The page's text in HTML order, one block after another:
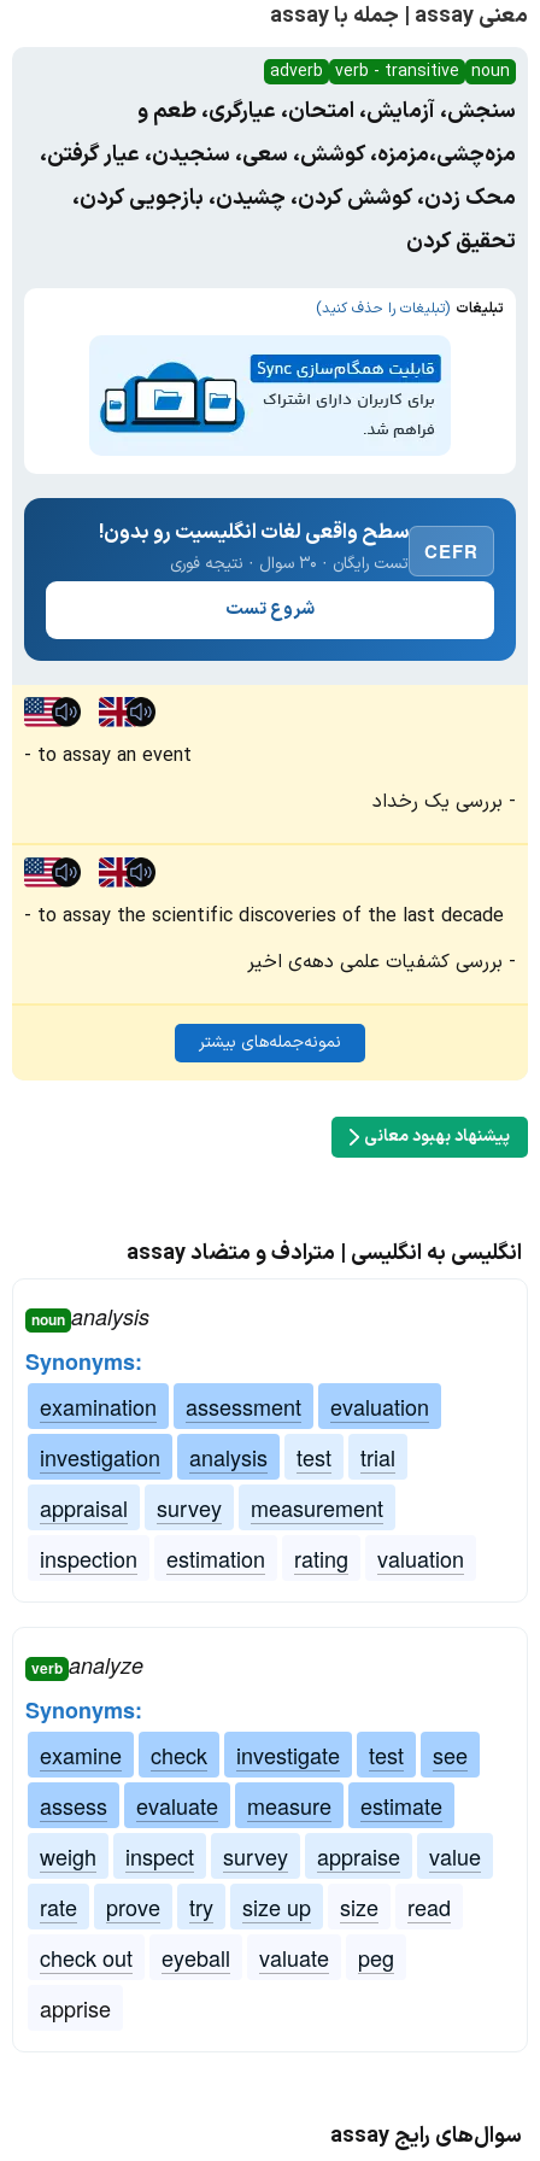
معنی assay | جمله با assay
noun
verb - transitive
adverb
سنجش، آزمایش، امتحان، عیارگری، طعم و
مزه‌چشی،مزمزه، کوشش، سعی، سنجیدن، عیار گرفتن،
محک زدن، کوشش کردن، چشیدن، بازجویی کردن،
تحقیق کردن
تبلیغات (تبلیغات را حذف کنید)
CEFR
سطح واقعی لغات انگلیسیت رو بدون!
تست رایگان · ۳۰ سوال · نتیجه فوری
شروع تست
to assay an event
بررسی یک رخداد
to assay the scientific discoveries of the last decade
بررسی کشفیات علمی دهه‌ی اخیر
نمونه‌جمله‌های بیشتر
پیشنهاد بهبود معانی
انگلیسی به انگلیسی | مترادف و متضاد assay
noun analysis
Synonyms:
examination
assessment
evaluation
investigation
analysis test
trial
appraisal
survey
measurement
inspection
estimation rating valuation
verb analyze
Synonyms:
examine
check investigate test
see
assess
evaluate measure
estimate
weigh
inspect survey appraise
value
rate
prove try size up size
read
check out
eyeball valuate
peg
apprise
سوال‌های رایج assay